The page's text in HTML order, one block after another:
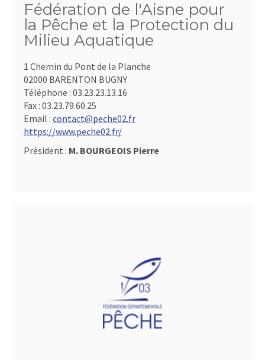
Fédération de l'Aisne pour
la Pêche et la Protection du
Milieu Aquatique
1 Chemin du Pont de la Planche
02000 BARENTON BUGNY
Téléphone : 03.23.23.13.16
Fax : 03.23.79.60.25
Email : contact@peche02.fr
https://www.peche02.fr/
Président : M. BOURGEOIS Pierre